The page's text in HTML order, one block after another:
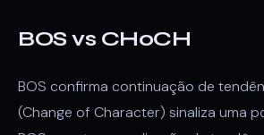
BOS vs CHoCH
BOS confirma continuação de
(Change of Character) sinaliza uma